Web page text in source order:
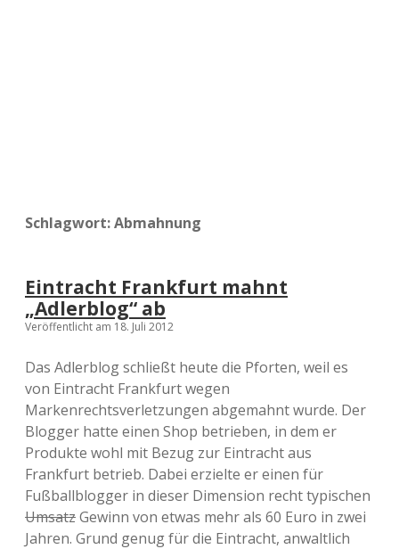
Schlagwort:Abmahnung
Eintracht Frankfurt mahnt
„Adlerblog“ ab
Veröffentlicht am 18. Juli 2012
Das Adlerblog schließt heute die Pforten, weil es
von Eintracht Frankfurt wegen
Markenrechtsverletzungen abgemahnt wurde. Der
Blogger hatte einen Shop betrieben, in dem er
Produkte wohl mit Bezug zur Eintracht aus
Frankfurt betrieb. Dabei erzielte er einen für
Fußballblogger in dieser Dimension recht typischen
UmsatzGewinn von etwas mehr als 60 Euro in zwei
Jahren. Grund genug für die Eintracht, anwaltlich